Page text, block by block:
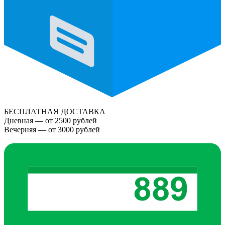
БЕСПЛАТНАЯ ДОСТАВКА
Дневная — от 2500 рублей
Вечерняя — от 3000 рублей